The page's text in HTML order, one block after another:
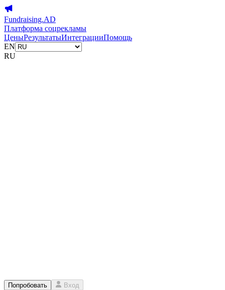
Fundraising.AD
Платформа соцрекламы
ЦеныРезультатыИнтеграцииПомощь
EN
RU
Попробовать Вход